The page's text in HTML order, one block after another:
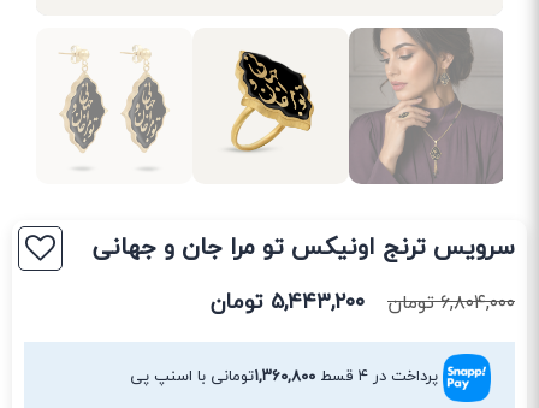
سرویس ترنج اونیکس تو مرا جان و جهانی
۶,۸۰۴,۰۰۰تومان ۵,۴۴۳,۲۰۰ تومان
پرداخت در ۴ قسط ۱,۳۶۰,۸۰۰تومانی با اسنپ پی